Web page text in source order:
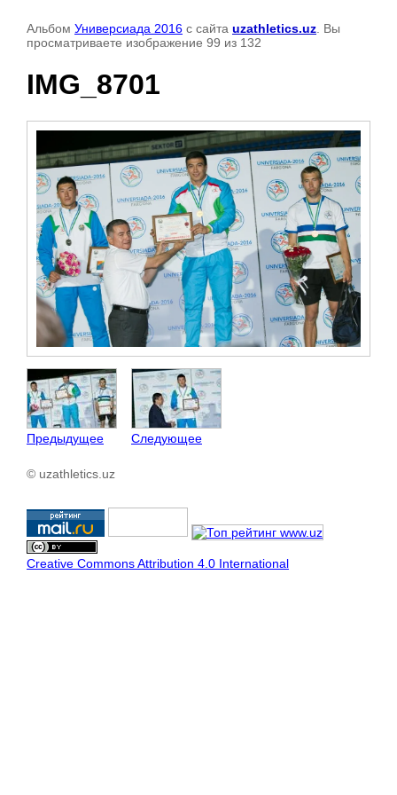
Альбом Универсиада 2016 с сайта uzathletics.uz . Вы
просматриваете изображение 99 из 132
IMG_8701
Предыдущее Следующее
© uzathletics.uz
Creative Commons Attribution 4.0 International